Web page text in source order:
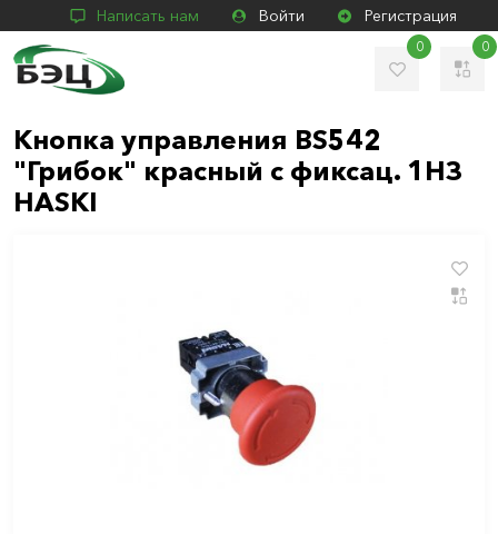
Написать нам Войти Регистрация
0 0
Кнопка управления BS542
"Грибок" красный с фиксац. 1НЗ
HASKI